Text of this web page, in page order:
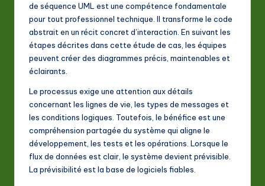
de séquence UML est une compétence fondamentale
pour tout professionnel technique. Il transforme le code
abstrait en un récit concret d’interaction. En suivant les
étapes décrites dans cette étude de cas, les équipes
peuvent créer des diagrammes précis, maintenables et
éclairants.
Le processus exige une attention aux détails
concernant les lignes de vie, les types de messages et
les conditions logiques. Toutefois, le bénéfice est une
compréhension partagée du système qui aligne le
développement, les tests et les opérations. Lorsque le
flux de données est clair, le système devient prévisible.
La prévisibilité est la base de logiciels fiables.